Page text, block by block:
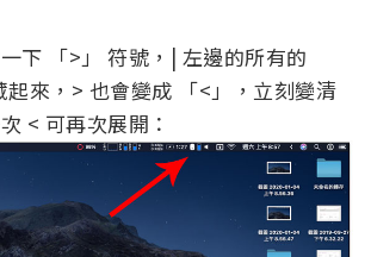
下 「>」 符號，| 左邊的所有的
來，> 也會變成 「<」，立刻變清
< 可再次展開：